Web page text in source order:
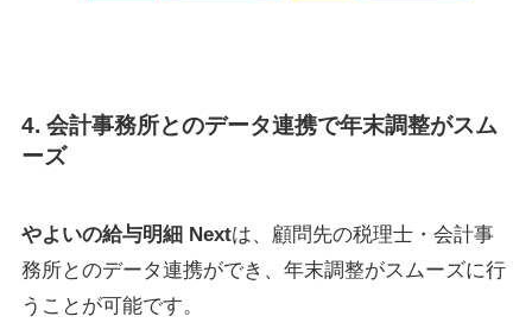
4. 会計事務所とのデータ連携で年末調整がスム
ーズ
やよいの給与明細 Nextは、顧問先の税理士・会計事
務所とのデータ連携ができ、年末調整がスムーズに行
うことが可能です。